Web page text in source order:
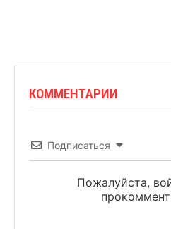
КОММЕНТАРИИ
Подписаться
Пожалуйста,